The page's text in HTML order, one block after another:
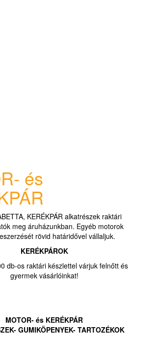
és
KERÉKPÁR alkatrészek raktári
meg áruházunkban. Egyéb motorok
rövid határidővel vállaljuk.
KERÉKPÁROK
db-os raktári készlettel várjuk felnőtt és
gyermek vásárlóinkat!
MOTOR- és KERÉKPÁR
GUMIKÖPENYEK- TARTOZÉKOK